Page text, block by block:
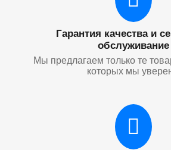
Гарантия качества и
обслуживание
Мы предлагаем только те
которых мы